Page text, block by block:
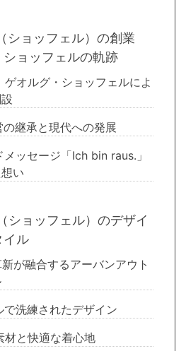
ショッフェル）の創業
ョッフェルの軌跡
ゲオルグ・ショッフェルによ
の継承と現代への発展
メッセージ「Ich bin raus.」
い
ショッフェル）のデザイ
イル
が融合するアーバンアウト
で洗練されたデザイン
材と快適な着心地